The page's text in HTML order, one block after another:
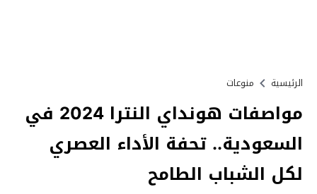
الرئيسية منوعات
مواصفات هونداي النترا 2024 في
السعودية.. تحفة الأداء العصري
لكل الشباب الطامح